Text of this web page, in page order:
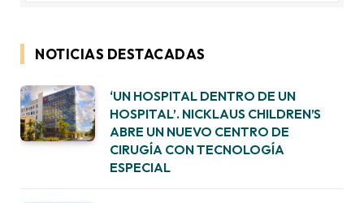
NOTICIAS DESTACADAS
‘UN HOSPITAL DENTRO DE UN
HOSPITAL’. NICKLAUS CHILDREN’S
ABRE UN NUEVO CENTRO DE
CIRUGÍA CON TECNOLOGÍA
ESPECIAL